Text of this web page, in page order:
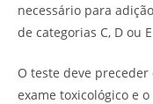
necessário para
de categorias C, D ou
O teste deve
exame toxicológico e